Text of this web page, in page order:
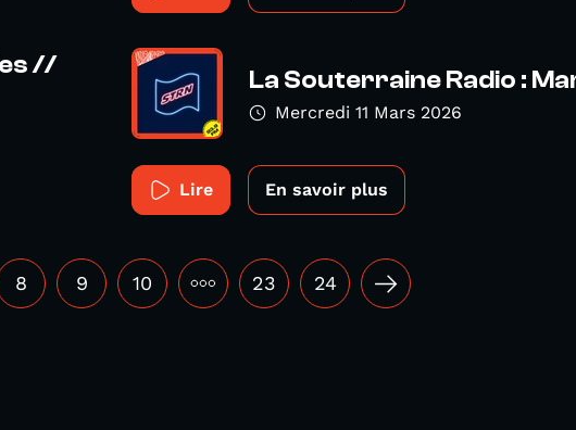
//
La Souterraine Radio :
Mercredi 11 Mars 2026
Lire En savoir plus
8 9 10 ••• 23 24